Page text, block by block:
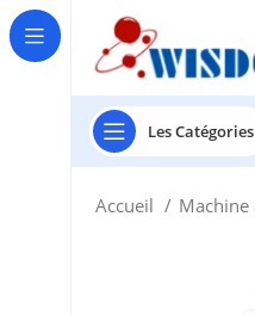
Les Catégories
Accueil Machine